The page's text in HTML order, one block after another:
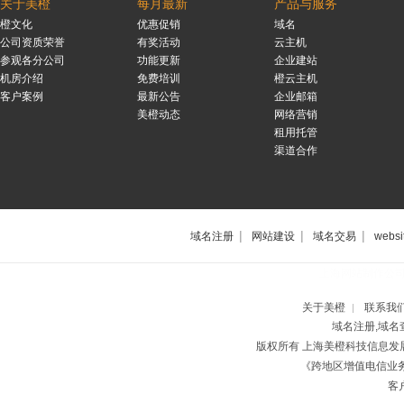
关于美橙
橙文化
公司资质荣誉
参观各分公司
机房介绍
客户案例
每月最新
优惠促销
有奖活动
功能更新
免费培训
最新公告
美橙动态
产品与服务
域名
云主机
企业建站
橙云主机
企业邮箱
网络营销
租用托管
渠道合作
域名注册 | 网站建设 | 域名交易 |
关于美橙 |
联系我
域名注册,域名
版权所有 上海美橙科技信息
《跨地区增值电信
客